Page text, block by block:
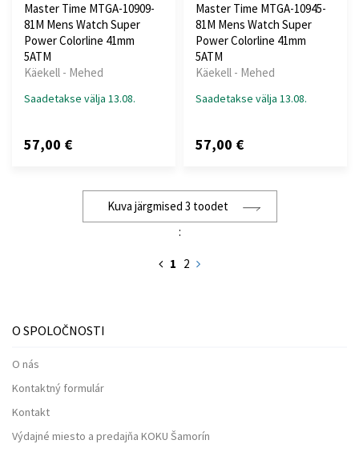
Master Time MTGA-10909-
81M Mens Watch Super
Power Colorline 41mm
5ATM
Käekell - Mehed
Saadetakse välja 13.08.
57,00 €
Master Time MTGA-10945-
81M Mens Watch Super
Power Colorline 41mm
5ATM
Käekell - Mehed
Saadetakse välja 13.08.
57,00 €
Kuva järgmised 3 toodet
:
1 2
O SPOLOČNOSTI
O nás
Kontaktný formulár
Kontakt
Výdajné miesto a predajňa KOKU Šamorín